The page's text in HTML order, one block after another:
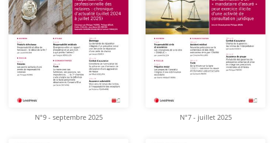
N°9 - septembre 2025 N°7 - juillet 2025